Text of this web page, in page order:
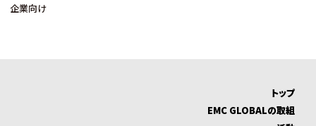
企業向け
トップ
EMC GLOBALの取組